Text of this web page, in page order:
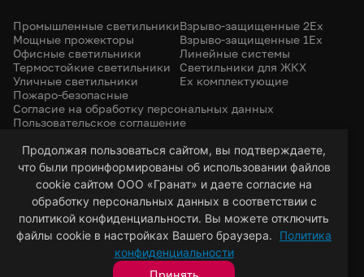
Продолжая пользоваться сайтом, вы подтверждаете,
что были проинформированы об использовании файлов
cookie сайтом ООО «Гранат» и даете согласие на
обработку персональных данных в соответствии с
политикой конфиденциальности. Вы можете отключить
файлы cookie в настройках Вашего браузера.
Политика
конфиденциальности
Принять
Промышленные светильники
Мощные прожекторы
Офисные светильники
Термостойкие светильники
Уличные светильники
Пожаро-безопасные
Взрыво-защищенные 2Ex
Взрыво-защищенные 1Ex
Линейные системы
Светильники для ЖКХ
Ex комплектующие
Согласие на обработку персональных данных
Пользовательское соглашение
+7 (385) 299-31-31
led-22@bk.ru
г. Барнаул, 656053
ул. Северо-Западная, 57/99
© 2026 Гранат — светотехническая компания
Разработка сайта VT Digital